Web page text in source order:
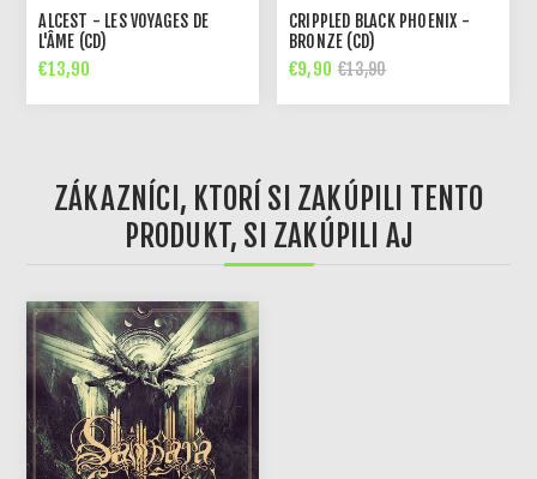
ALCEST - LES VOYAGES DE
L'ÂME (CD)
€13,90
CRIPPLED BLACK PHOENIX -
BRONZE (CD)
€9,90 €13,90
ZÁKAZNÍCI, KTORÍ SI ZAKÚPILI TENTO
PRODUKT, SI ZAKÚPILI AJ